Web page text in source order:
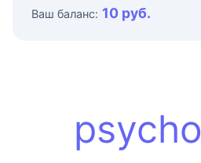
Ваш баланс: 10 руб.